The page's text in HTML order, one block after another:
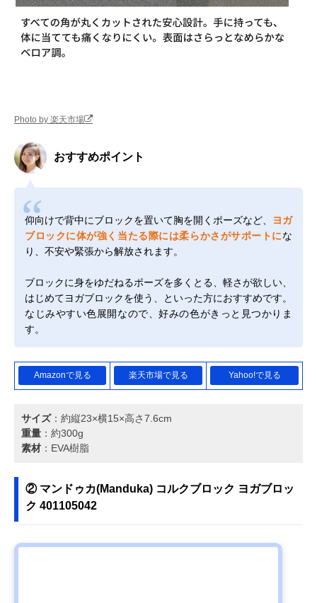
Photo by 楽天市場
おすすめポイント
仰向けで背中にブロックを置いて胸を開くポーズなど、
ヨガ
ブロックに体が強く当たる際には柔らかさがサポートにな
り、不安や緊張から解放されます。
ブロックに身をゆだねるポーズを多くとる、軽さが欲しい、
はじめてヨガブロックを使う、といった方におすすめです。
なじみやすい色展開なので、好みの色がきっと見つかりま
す。
Amazonで見る 楽天市場で見る Yahoo!で見る
サイズ：約縦23×横15×高さ7.6cm
重量 ：約300g
素材 ：EVA樹脂
② マンドゥカ(Manduka) コルクブロック ヨガブロッ
ク 401105042